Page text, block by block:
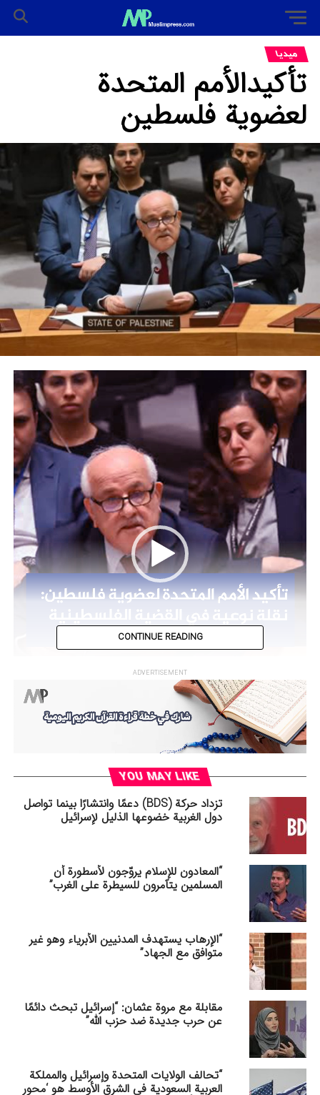
میدیا
تأکیدالأمم المتحدة
لعضویة فلسطین
مشغل
الفيديو
00:00
01:12
MUSLIMPRESS مسلم برس
من الدیمقراطیة فی أوروبا: نظرة علی الإحصاءات و
الأخیرة
DON'T MISS
قرار الأمیر الکویت بحل البرلمان: تحولات سیاسیة في الخلیج
CONTINUE READING
ADVERTISEMENT
YOU MAY LIKE
تزداد حركة (BDS) دعمًا وانتشارًا بينما تواصل
دول الغربیة خضوعها الذليل لإسرائيل
“المعادون للإسلام يروّجون لأسطورة أن
المسلمين يتآمرون للسيطرة على الغرب”
“الإرهاب يستهدف المدنيين الأبرياء وهو غير
متوافق مع الجهاد”
مقابلة مع مروة عثمان: “إسرائيل تبحث دائمًا
عن حرب جديدة ضد حزب الله”
“تحالف الولايات المتحدة وإسرائيل والمملكة
العربية السعودية في الشرق الأوسط هو ‘محور